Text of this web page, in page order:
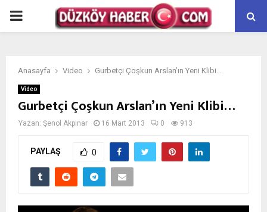
PRIMARY
Anasayfa Video Gurbetçi Çoşkun Arslan’ın Yeni Klibi…
Video
Gurbetçi Çoşkun Arslan’ın Yeni Klibi…
Yazan: Şenol Akpınar 16 Mart 2013 0 913
PAYLAŞ 0